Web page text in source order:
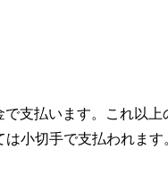
支払います。これ以
小切手で支払われます。